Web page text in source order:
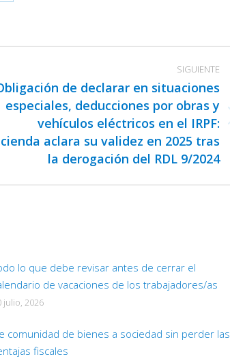
SIGUIENTE
de declarar en situaciones
especiales, deducciones por obras y
vehículos eléctricos en el IRPF:
aclara su validez en 2025 tras
la derogación del RDL 9/2024
lo que debe revisar antes de cerrar el
de vacaciones de los trabajadores/as
julio, 2026
comunidad de bienes a sociedad sin perder las
fiscales